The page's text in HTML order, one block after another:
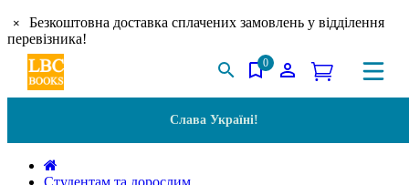
×
Безкоштовна доставка сплачених замовлень у відділення
перевізника!
0
Слава Україні!
Студентам та дорослим